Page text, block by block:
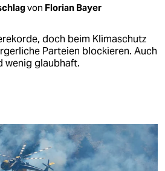
von Florian Bayer
doch beim Klimaschutz
Parteien blockieren. Auch
wenig glaubhaft.